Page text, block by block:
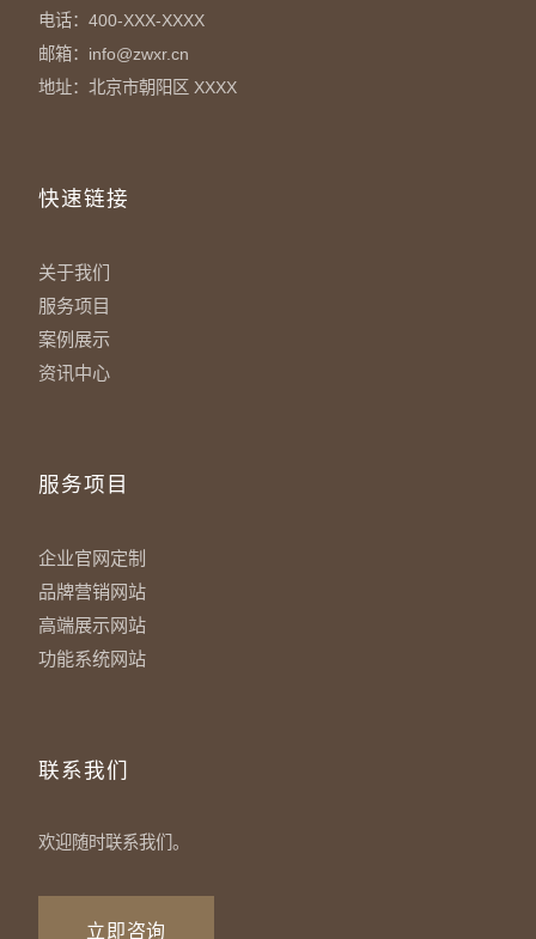
电话：400-XXX-XXXX
邮箱：info@zwxr.cn
地址：北京市朝阳区 XXXX
快速链接
关于我们
服务项目
案例展示
资讯中心
服务项目
企业官网定制
品牌营销网站
高端展示网站
功能系统网站
联系我们
欢迎随时联系我们。
立即咨询